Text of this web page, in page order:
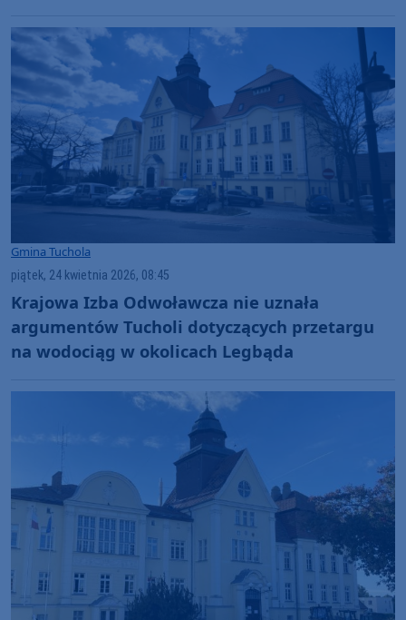
Gmina Tuchola
piątek, 24 kwietnia 2026, 08:45
Krajowa Izba Odwoławcza nie uznała
argumentów Tucholi dotyczących przetargu
na wodociąg w okolicach Legbąda